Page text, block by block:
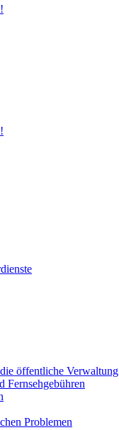
öffentliche Verwaltung
Fernsehgebühren
Problemen